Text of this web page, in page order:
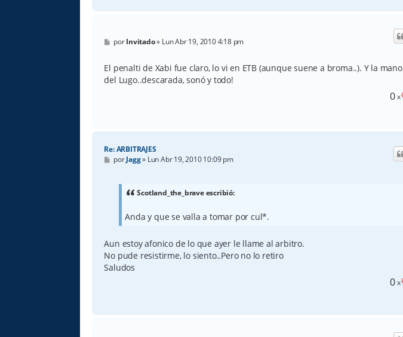
M
e
s
a
j
porInvitado» Lun Abr 19, 2010 4:18 pm
El penalti de Xabi fue claro, lo vi en ETB (aunque suene a broma..). Y la mano
del Lugo..descarada, sonó y todo!
0x
Re: ARBITRAJES
M
e
porJagg» Lun Abr 19, 2010 10:09 pm
Scotland_the_brave escribió:
Anda y que se valla a tomar por cul*.
Aun estoy afonico de lo que ayer le llame al arbitro.
No pude resistirme, lo siento..Pero no lo retiro
Saludos
0x